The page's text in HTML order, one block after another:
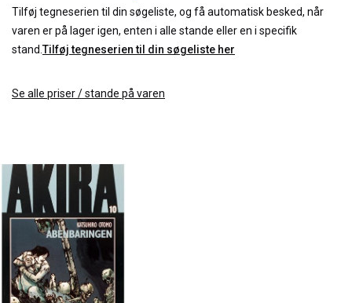
Tilføj tegneserien til din søgeliste, og få automatisk besked, når
varen er på lager igen, enten i alle stande eller en i specifik
stand. Tilføj tegneserien til din søgeliste her
Se alle priser / stande på varen